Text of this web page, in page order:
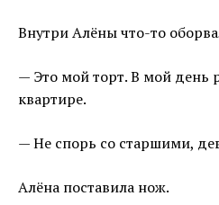
Внутри Алёны что-то
— Это мой торт. В мой день
квартире.
— Не спорь со старшими,
Алёна поставила нож.